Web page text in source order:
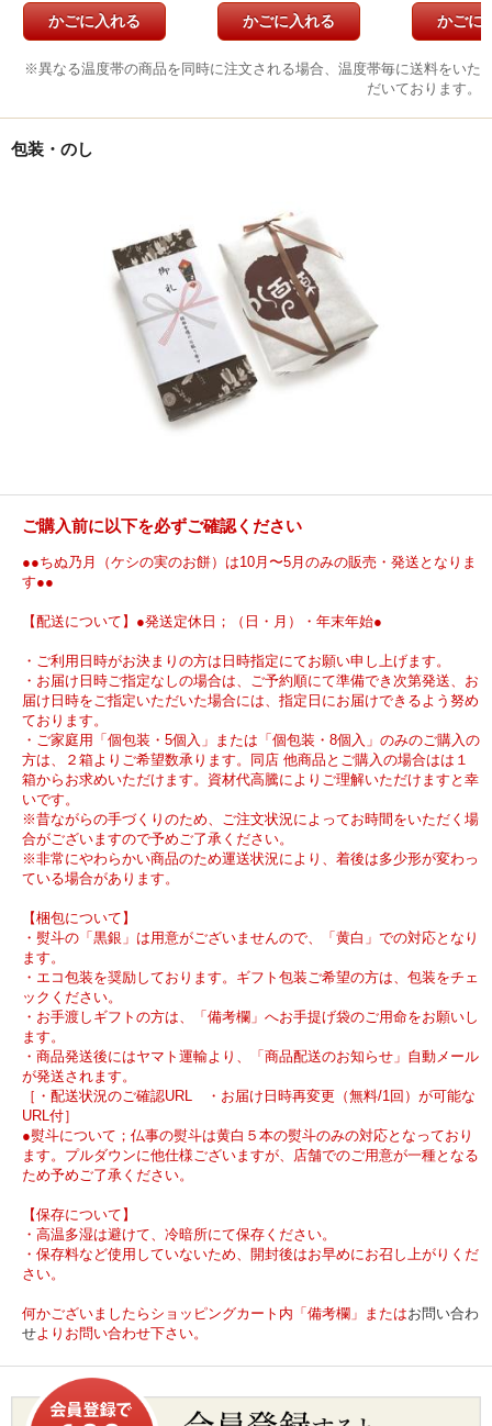
※異なる温度帯の商品を同時に注文される場合、温度帯毎に送料をいた
だいております。
包装・のし
ご購入前に以下を必ずご確認ください
●●ちぬ乃月（ケシの実のお餅）は10月〜5月のみの販売・発送となりま
す●●
【配送について】●発送定休日；（日・月）・年末年始●
・ご利用日時がお決まりの方は日時指定にてお願い申し上げます。
・お届け日時ご指定なしの場合は、ご予約順にて準備でき次第発送、お
届け日時をご指定いただいた場合には、指定日にお届けできるよう努め
ております。
・ご家庭用「個包装・5個入」または「個包装・8個入」のみのご購入の
方は、２箱よりご希望数承ります。同店 他商品とご購入の場合はは１
箱からお求めいただけます。資材代高騰によりご理解いただけますと幸
いです。
※昔ながらの手づくりのため、ご注文状況によってお時間をいただく場
合がございますので予めご了承ください。
※非常にやわらかい商品のため運送状況により、着後は多少形が変わっ
ている場合があります。
【梱包について】
・熨斗の「黒銀」は用意がございませんので、「黄白」での対応となり
ます。
・エコ包装を奨励しております。ギフト包装ご希望の方は、包装をチェ
ックください。
・お手渡しギフトの方は、「備考欄」へお手提げ袋のご用命をお願いし
ます。
・商品発送後にはヤマト運輸より、「商品配送のお知らせ」自動メール
が発送されます。
［・配送状況のご確認URL ・お届け日時再変更（無料/1回）が可能な
URL付］
●熨斗について；仏事の熨斗は黄白５本の熨斗のみの対応となっており
ます。プルダウンに他仕様ございますが、店舗でのご用意が一種となる
ため予めご了承ください。
【保存について】
・高温多湿は避けて、冷暗所にて保存ください。
・保存料など使用していないため、開封後はお早めにお召し上がりくだ
さい。
何かございましたらショッピングカート内「備考欄」またはお問い合わ
せよりお問い合わせ下さい。